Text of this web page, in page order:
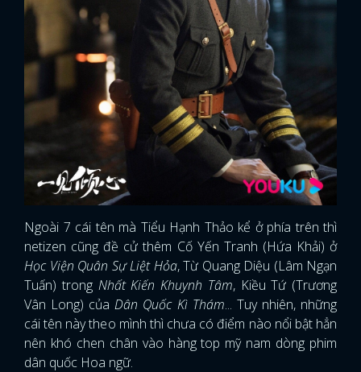
Ngoài 7 cái tên mà Tiểu Hạnh Thảo kể ở phía trên thì
netizen cũng đề cử thêm Cố Yến Tranh (Hứa Khải) ở
Học Viện Quân Sự Liệt Hỏa, Từ Quang Diệu (Lâm Ngạn
Tuấn) trong Nhất Kiến Khuynh Tâm, Kiều Tứ (Trương
Vân Long) củaDân Quốc Kì Thám... Tuy nhiên, những
cái tên này theo mình thì chưa có điểm nào nổi bật hẳn
nên khó chen chân vào hàng top mỹ nam dòng phim
dân quốc Hoa ngữ.